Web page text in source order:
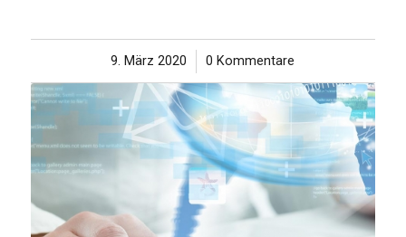
9. März 2020
/ 0 Kommentare